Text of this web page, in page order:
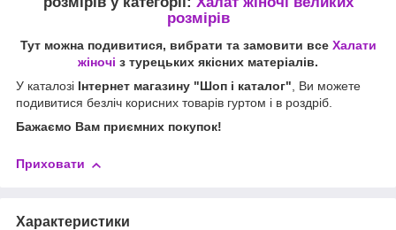
розмірів
Тут можна подивитися, вибрати та замовити все Халати
жіночі з турецьких якісних матеріалів.
У каталозі Інтернет магазину "Шоп і каталог", Ви можете
подивитися безліч корисних товарів гуртом і в роздріб.
Бажаємо Вам приємних покупок!
Приховати
Характеристики